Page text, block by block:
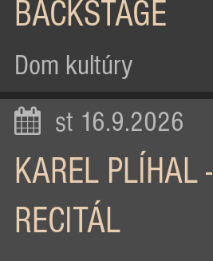
BACKSTAGE
Dom kultúry
st 16.9.2026
KAREL PLÍHAL -
RECITÁL